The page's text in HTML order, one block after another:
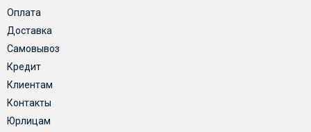
Оплата
Доставка
Самовывоз
Кредит
Клиентам
Контакты
Юрлицам